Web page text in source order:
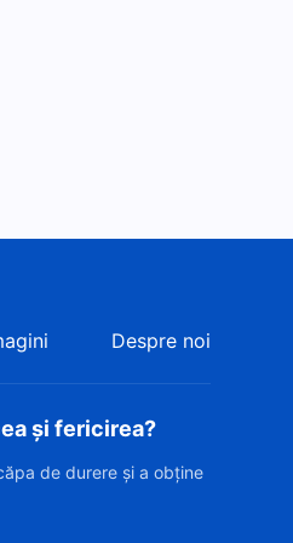
Despre noi
și fericirea?
de durere și a obține